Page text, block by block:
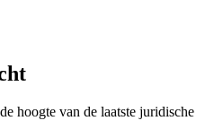
hoogte van de laatste juridische